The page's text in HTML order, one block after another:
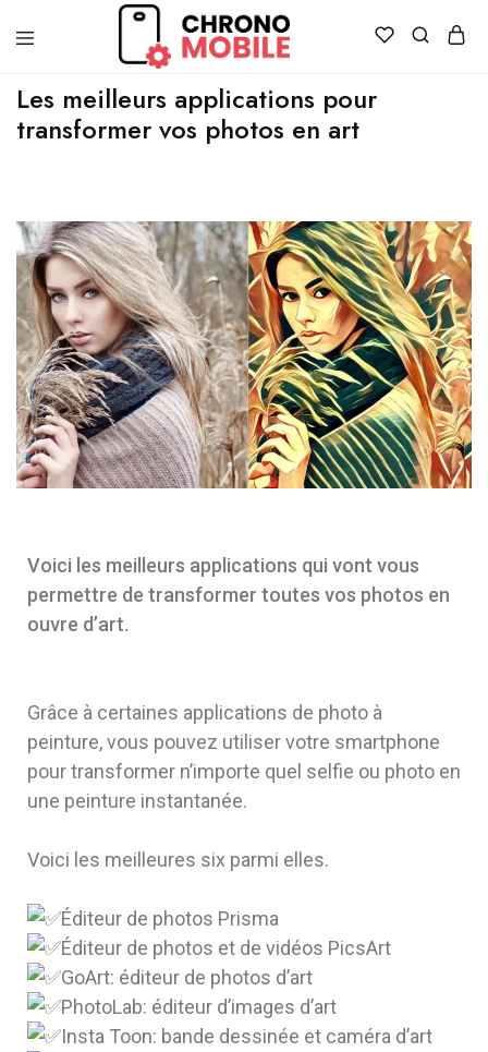
vente
et
réparation
de
Les meilleurs applications pour
transformer vos photos en art
Voici les meilleurs applications qui vont vous
permettre de transformer toutes vos photos en
ouvre d’art.
Grâce à certaines applications de photo à
peinture, vous pouvez utiliser votre smartphone
pour transformer n’importe quel selfie ou photo en
une peinture instantanée.
Voici les meilleures six parmi elles.
Éditeur de photos Prisma
Éditeur de photos et de vidéos PicsArt
GoArt: éditeur de photos d’art
PhotoLab: éditeur d’images d’art
Insta Toon: bande dessinée et caméra d’art